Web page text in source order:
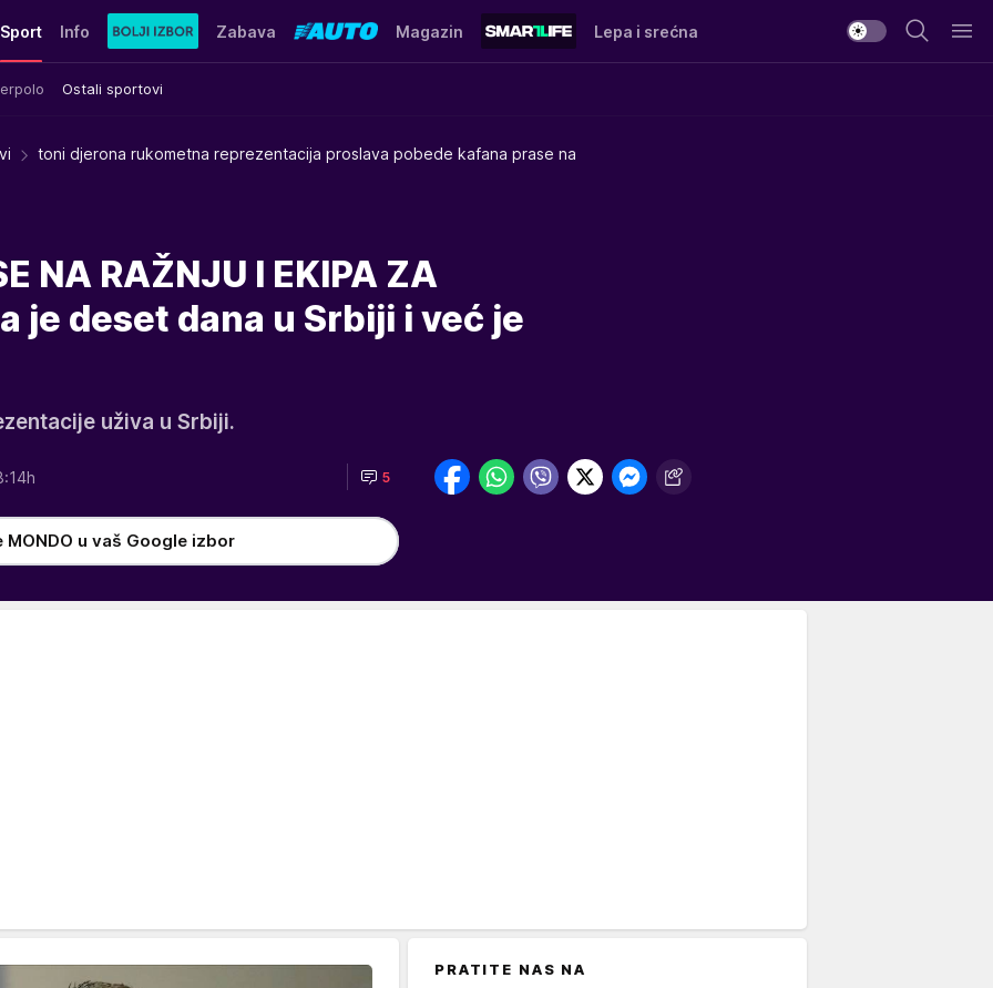
Sport
Ostali sportovi
Info Zabava Magazin Lepa i srećna
toni djerona rukometna reprezentacija proslava pobede kafana prase na
NA RAŽNJU I EKIPA ZA
je deset dana u Srbiji i već je
uživa u Srbiji.
5
MONDO u vaš Google izbor
PRATITE NAS NA